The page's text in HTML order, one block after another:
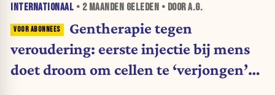
INTERNATIONAAL • 2 MAANDEN GELEDEN • DOOR A.G.
Gentherapie tegen
veroudering: eerste injectie bij mens
doet droom om cellen te ‘verjongen’